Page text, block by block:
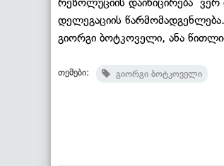
რეზოლუციის დაინიცირება ვერ
დელეგაციის
გიორგი ბოტკოველი, ანა
თემები: გიორგი ბოტკოველი